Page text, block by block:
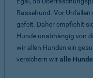
Rassehund. Vor
gefeit. Daher empfiehlt
Hunde unabhängig von
wir allen Hunden ein
versichern wiralle